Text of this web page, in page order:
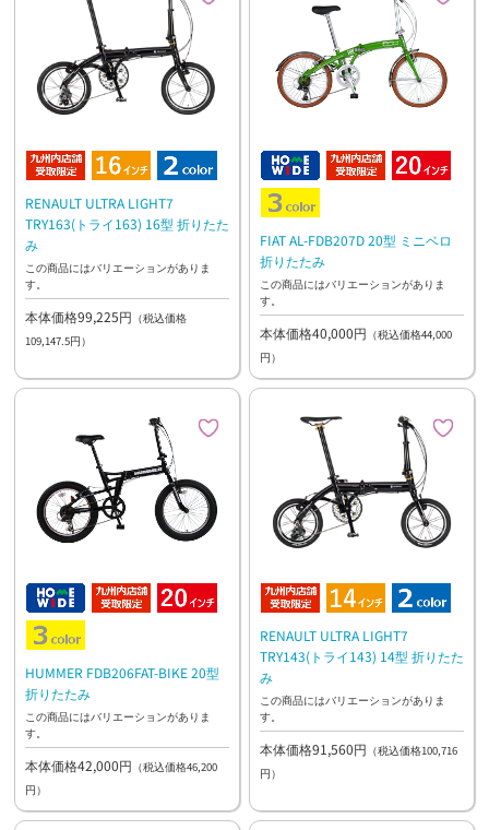
RENAULT ULTRA LIGHT7
TRY163(トライ163) 16型 折りたた
み
この商品にはバリエーションがありま
す。
本体価格99,225円 （税込価格
109,147.5円）
FIAT AL-FDB207D 20型 ミニベロ
折りたたみ
この商品にはバリエーションがありま
す。
本体価格40,000円 （税込価格44,000
円）
HUMMER FDB206FAT-BIKE 20型
折りたたみ
この商品にはバリエーションがありま
す。
本体価格42,000円 （税込価格46,200
円）
RENAULT ULTRA LIGHT7
TRY143(トライ143) 14型 折りたた
み
この商品にはバリエーションがありま
す。
本体価格91,560円 （税込価格100,716
円）